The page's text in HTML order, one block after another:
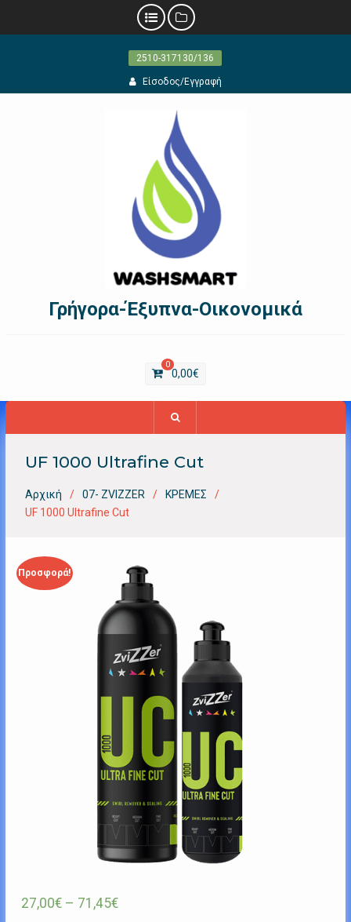
2510-317130/136
Είσοδος/Εγγραφή
Γρήγορα-Έξυπνα-Οικονομικά
0
0,00€
UF 1000 Ultrafine Cut
Αρχική 07- ZVIZZER
ΚΡΕΜΕΣ
UF 1000 Ultrafine Cut
Προσφορά!
27,00€– 71,45€